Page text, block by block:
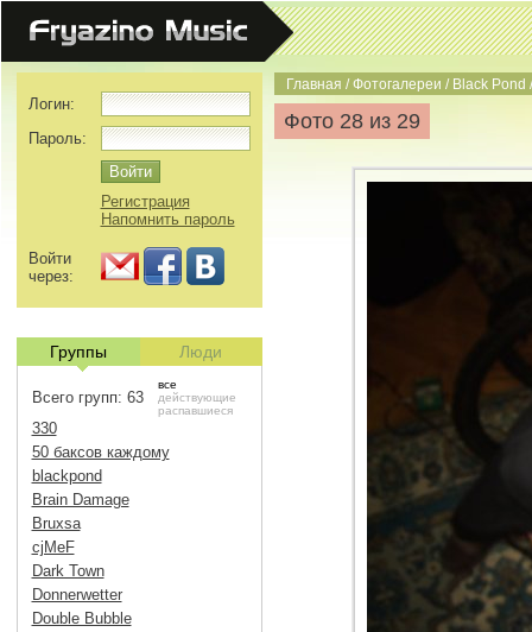
Главная /Фотогалереи / Black Pond
Фото 28 из 29
Логин:
Пароль:
Регистрация
Напомнить пароль
Войти
через:
Группы Люди
Всего групп: 63
все
действующие
распавшиеся
330
50 баксов каждому
blackpond
Brain Damage
Bruxsa
cjMeF
Dark Town
Donnerwetter
Double Bubble